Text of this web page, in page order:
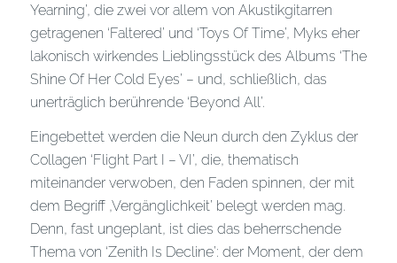
Yearning’, die zwei vor allem von Akustikgitarren
getragenen ‘Faltered’ und ‘Toys Of Time’, Myks eher
lakonisch wirkendes Lieblingsstück des Albums ‘The
Shine Of Her Cold Eyes’ – und, schließlich, das
unerträglich berührende ‘Beyond All’.
Eingebettet werden die Neun durch den Zyklus der
Collagen ‘Flight Part I – VI’, die, thematisch
miteinander verwoben, den Faden spinnen, der mit
dem Begriff ‚Vergänglichkeit’ belegt werden mag.
Denn, fast ungeplant, ist dies das beherrschende
Thema von ‘Zenith Is Decline’: der Moment, der dem